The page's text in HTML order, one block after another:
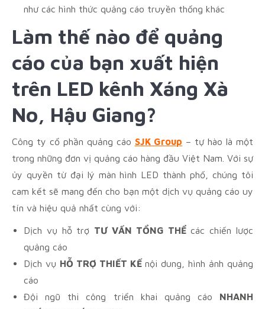
như các hình thức quảng cáo truyền thống khác
Làm thế nào để quảng
cáo của bạn xuất hiện
trên LED kênh Xáng Xà
No, Hậu Giang?
Công ty cổ phần quảng cáo SJK Group – tự hào là một
trong những đơn vị quảng cáo hàng đầu Việt Nam. Với sự
ủy quyền từ đại lý màn hình LED thành phố, chúng tôi
cam kết sẽ mang đến cho bạn một dịch vụ quảng cáo uy
tín và hiệu quả nhất cùng với:
Dịch vụ hỗ trợ TƯ VẤN TỔNG THỂcác chiến lược
quảng cáo
Dịch vụ HỖ TRỢ THIẾT KẾnội dung, hình ảnh quảng
cáo
Đội ngũ thi công triển khai quảng cáo NHANH